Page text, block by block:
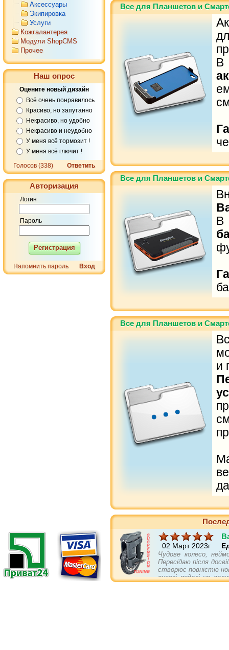
Аксессуары
Экипировка
Услуги
Кожгалантерея
Модули ShopCMS
Прочее
Наш опрос
Оцените новый дизайн
Всё очень понравилось
Красиво, но запутанно
Некрасиво, но удобно
Некрасиво и неудобно
У меня всё тормозит !
У меня всё глючит !
Голосов (338)
Ответить
Авторизация
Логин
Пароль
Регистрация
Напомнить пароль Вход
Все для Планшетов и
В
Все для Планшетов и
В
Все для Планшетов и
и
02 Март 2023г
Чудове колесо,
Пересідаю після
створює повністю
високі педалі це